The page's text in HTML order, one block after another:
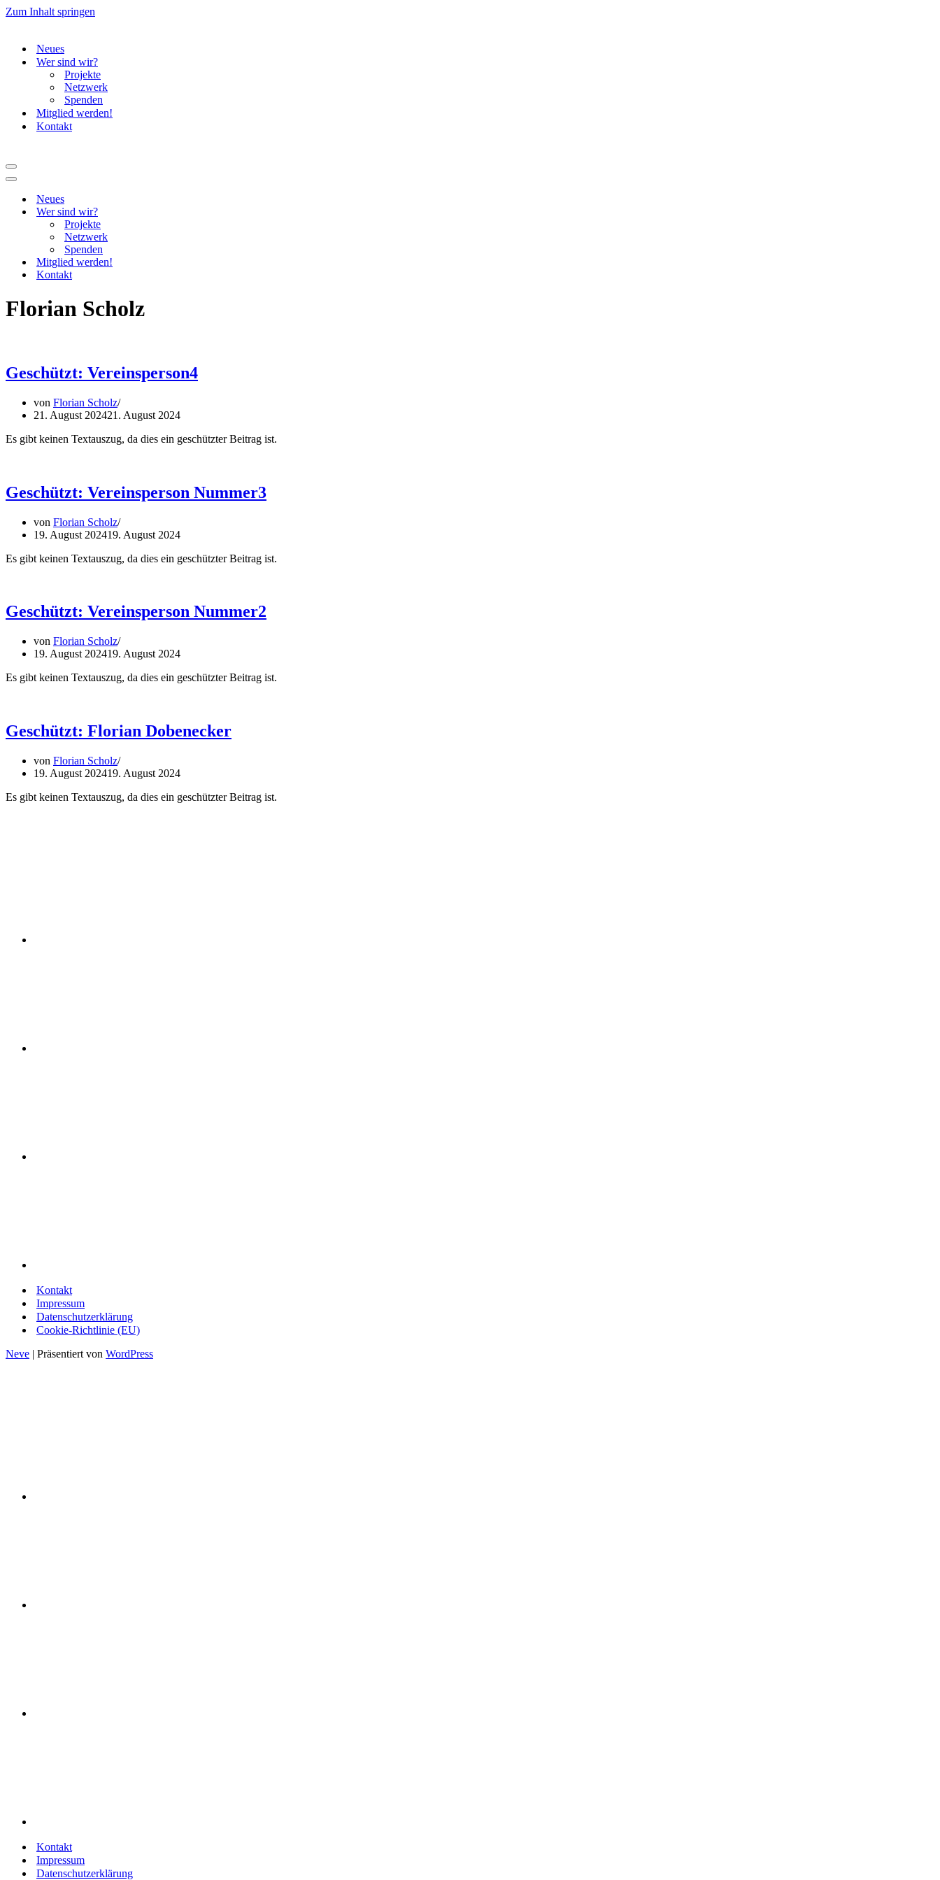
Zum Inhalt springen
Neues
Wer sind wir?
Projekte
Netzwerk
Spenden
Mitglied werden!
Kontakt
Navigationsmenü
Navigationsmenü
Neues
Wer sind wir?
Projekte
Netzwerk
Spenden
Mitglied werden!
Kontakt
Florian Scholz
Geschützt: Vereinsperson4
von Florian Scholz
21. August 202421. August 2024
Es gibt keinen Textauszug, da dies ein geschützter Beitrag ist.
Geschützt: Vereinsperson Nummer3
von Florian Scholz
19. August 202419. August 2024
Es gibt keinen Textauszug, da dies ein geschützter Beitrag ist.
Geschützt: Vereinsperson Nummer2
von Florian Scholz
19. August 202419. August 2024
Es gibt keinen Textauszug, da dies ein geschützter Beitrag ist.
Geschützt: Florian Dobenecker
von Florian Scholz
19. August 202419. August 2024
Es gibt keinen Textauszug, da dies ein geschützter Beitrag ist.
Kontakt
Impressum
Datenschutzerklärung
Cookie-Richtlinie (EU)
Neve | Präsentiert von WordPress
Kontakt
Impressum
Datenschutzerklärung